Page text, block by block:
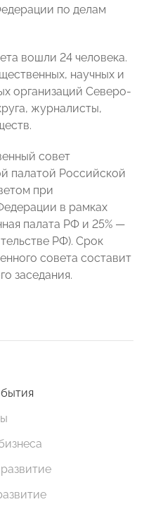
по делам
вошли 24 человека.
научных и
организаций Северо-
журналисты,
совет
палатой Российской
при
в рамках
палата РФ и 25% —
РФ). Срок
совета составит
заседания.